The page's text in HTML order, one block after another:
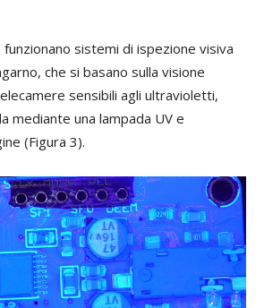
sistemi di ispezione visiva
che si basano sulla visione
sensibili agli ultravioletti,
mediante una lampada UV e
(Figura 3).